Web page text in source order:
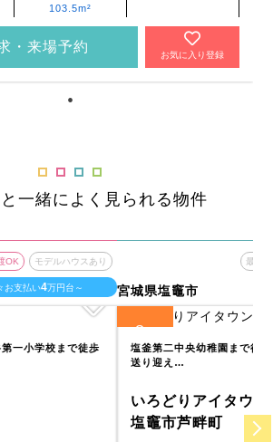
103.5m²
・来場予約
お気に入り登録
一緒によく見られる物件
最終１棟 内覧OK モデルハウスあり
月々お支払い8万円台～
で徒歩分～7分(410m～510m)なのでお子様の
ン